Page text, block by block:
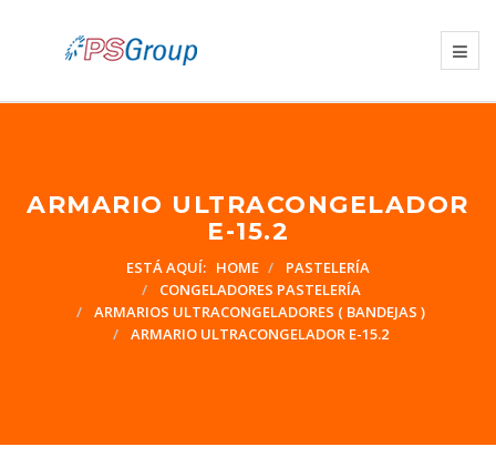
ARMARIO ULTRACONGELADOR
E-15.2
ESTÁ AQUÍ: HOME
PASTELERÍA
CONGELADORES PASTELERÍA
ARMARIOS ULTRACONGELADORES ( BANDEJAS )
ARMARIO ULTRACONGELADOR E-15.2